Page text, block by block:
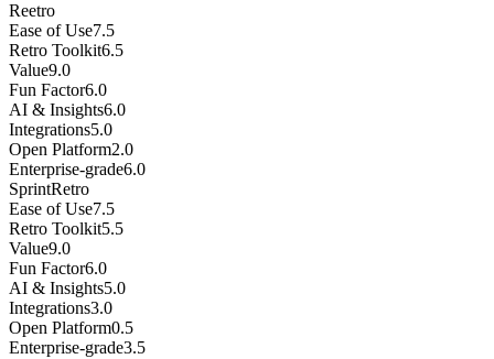
Reetro
Ease of Use7.5
Retro Toolkit6.5
Value9.0
Fun Factor6.0
AI & Insights6.0
Integrations5.0
Open Platform2.0
Enterprise-grade6.0
SprintRetro
Ease of Use7.5
Retro Toolkit5.5
Value9.0
Fun Factor6.0
AI & Insights5.0
Integrations3.0
Open Platform0.5
Enterprise-grade3.5